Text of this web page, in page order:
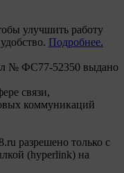
улучшить работу
Подробнее.
№ ФС77-52350 выдано
связи,
коммуникаций
разрешено только с
(hyperlink) на